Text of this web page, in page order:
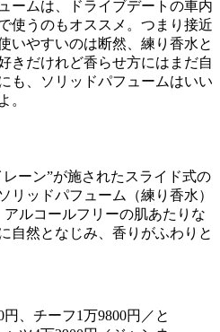
ームは、ドライブデートの車内
使うのもオススメ。つまり接近
いやすいのは断然、練り香水と
きだけれど香らせ方にはまだ自
も、ソリッドパフュームはいい
。
ーン”が施されたスライド式の
リッドパフューム（練り香水）
ルコールフリーの肌あたりな
自然となじみ、香りがふわりと